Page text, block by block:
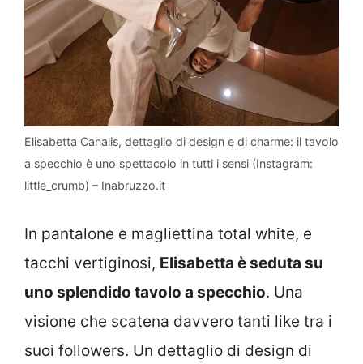
Elisabetta Canalis, dettaglio di design e di charme: il tavolo
a specchio è uno spettacolo in tutti i sensi (Instagram:
little_crumb) – Inabruzzo.it
In pantalone e magliettina total white, e
tacchi vertiginosi, Elisabetta è seduta su
uno splendido tavolo a specchio. Una
visione che scatena davvero tanti like tra i
suoi followers. Un dettaglio di design di